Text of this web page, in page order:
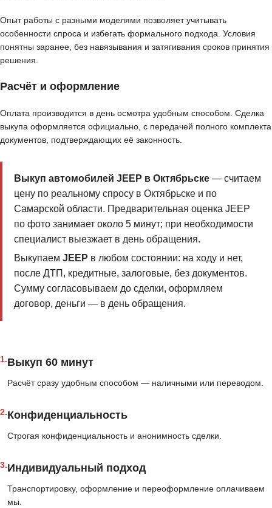
Опыт работы с разными моделями позволяет учитывать
особенности спроса и избегать формального подхода. Условия
понятны заранее, без навязывания и затягивания сроков принятия
решения.
Расчёт и оформление
Оплата производится в день осмотра удобным способом. Сделка
выкупа оформляется официально, с передачей полного комплекта
документов, подтверждающих её законность.
Выкуп автомобилей JEEP в Октябрьске— считаем
цену по реальному спросу в Октябрьске и по
Самарской области. Предварительная оценка JEEP
по фото занимает около 5 минут; при необходимости
специалист выезжает в день обращения.
Выкупаем JEEP в любом состоянии: на ходу и нет,
после ДТП, кредитные, залоговые, без документов.
Сумму согласовываем до сделки, оформляем
договор, деньги — в день обращения.
1.Выкуп 60 минут
Расчёт сразу удобным способом — наличными или переводом.
2.Конфиденциальность
Строгая конфиденциальность и анонимность сделки.
3.Индивидуальный подход
Транспортировку, оформление и переоформление оплачиваем
мы.